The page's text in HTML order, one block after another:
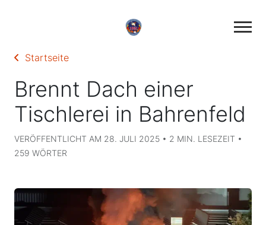
Startseite
Brennt Dach einer
Tischlerei in Bahrenfeld
VERÖFFENTLICHT AM 28. JULI 2025 • 2 MIN. LESEZEIT •
259 WÖRTER